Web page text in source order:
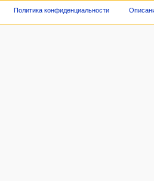
Политика конфиденциальности